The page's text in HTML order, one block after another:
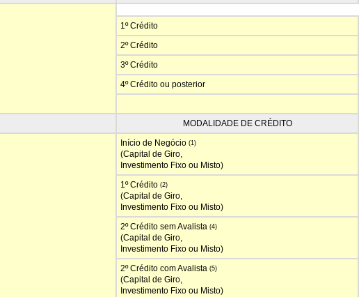
1º Crédito
2º Crédito
3º Crédito
4º Crédito ou posterior
MODALIDADE DE CRÉDITO
Início de Negócio (1)
(Capital de Giro,
Investimento Fixo ou Misto)
1º Crédito (2)
(Capital de Giro,
Investimento Fixo ou Misto)
2º Crédito sem Avalista (4)
(Capital de Giro,
Investimento Fixo ou Misto)
2º Crédito com Avalista (5)
(Capital de Giro,
Investimento Fixo ou Misto)